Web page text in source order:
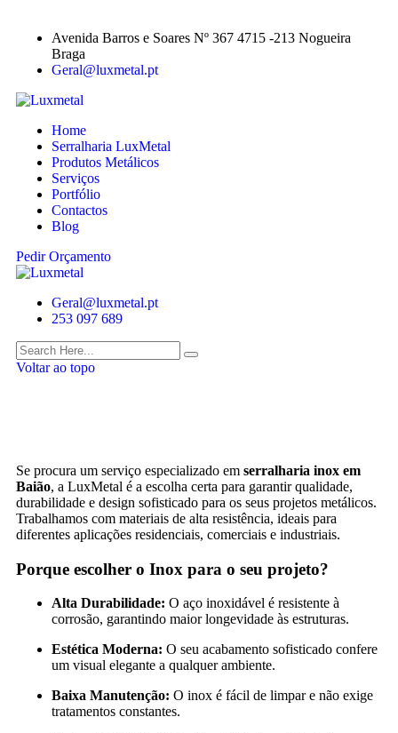
Avenida Barros e Soares Nº 367 4715 -213 Nogueira
Braga
Geral@luxmetal.pt
Home
Serralharia LuxMetal
Produtos Metálicos
Serviços
Portfólio
Contactos
Blog
Pedir Orçamento
Geral@luxmetal.pt
253 097 689
Voltar ao topo
Se procura um serviço especializado em serralharia inox em
Baião, a LuxMetal é a escolha certa para garantir qualidade,
durabilidade e design sofisticado para os seus projetos metálicos.
Trabalhamos com materiais de alta resistência, ideais para
diferentes aplicações residenciais, comerciais e industriais.
Porque escolher o Inox para o seu projeto?
Alta Durabilidade: O aço inoxidável é resistente à
corrosão, garantindo maior longevidade às estruturas.
Estética Moderna: O seu acabamento sofisticado confere
um visual elegante a qualquer ambiente.
Baixa Manutenção: O inox é fácil de limpar e não exige
tratamentos constantes.